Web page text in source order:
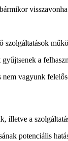
szolgáltatások
a
vagyunk
a
potenciális